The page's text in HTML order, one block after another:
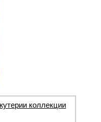
коллекции